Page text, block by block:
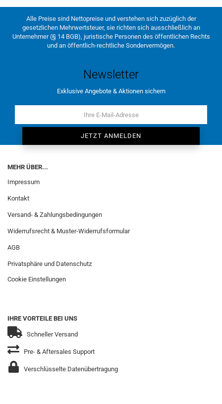
Alle Preise sind Nettopreise und verstehen sich zuzüglich der
gesetzlichen Mehrwertsteuer, sie richten sich ausschließlich an
Unternehmer (§ 14 BGB), juristische Personen des öffentlichen Rechts
und an öffentlich-rechtliche Sondervermögen.
Newsletter
Exklusive Angebote & Aktionen sichern
MEHR ÜBER...
Impressum
Kontakt
Versand- & Zahlungsbedingungen
Widerrufsrecht & Muster-Widerrufsformular
AGB
Privatsphäre und Datenschutz
Cookie Einstellungen
IHRE VORTEILE BEI UNS
Schneller Versand
Pre- & Aftersales Support
Verschlüsselte Datenübertragung